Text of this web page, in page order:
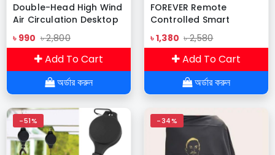
Double-Head High Wind
Air Circulation Desktop
Fan Portable Double-
Layer Cooling Fan (SB-
052 Desktop Fan)
৳ 990 ৳ 2,800
Add To Cart
অর্ডার করুন
FOREVER Remote
Controlled Smart
Quranic Device
৳ 1,380 ৳ 2,580
Add To Cart
অর্ডার করুন
-51% -34%